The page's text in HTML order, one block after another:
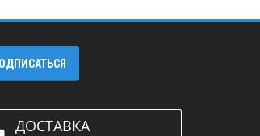
ДОСТАВКА